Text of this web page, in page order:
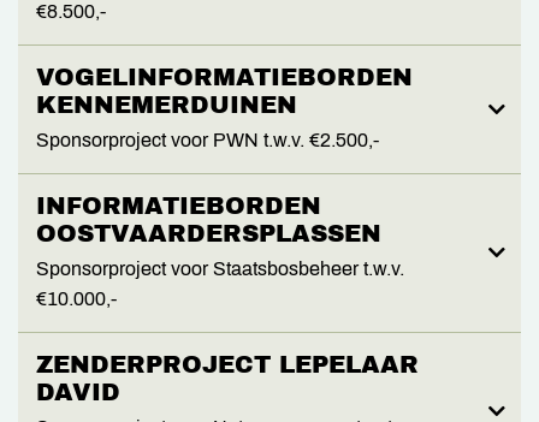
€8.500,-
VOGELINFORMATIEBORDEN
KENNEMERDUINEN
Sponsorproject voor PWN t.w.v. €2.500,-
INFORMATIEBORDEN
OOSTVAARDERSPLASSEN
Sponsorproject voor Staatsbosbeheer t.w.v.
€10.000,-
ZENDERPROJECT LEPELAAR
DAVID